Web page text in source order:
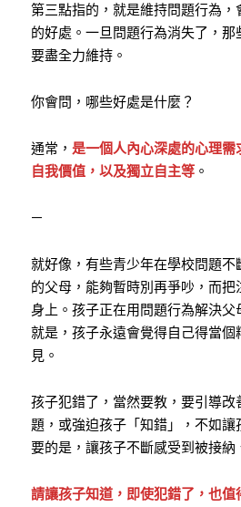
第三點指的，就是維持問題行為
的好處。一旦問題行為消失了，
要盡全力維持。
你會問，哪些好處是什麼？
通常， 是一個人內心深處的心理需
自我價值，以及獨立自主等 。
—
就好像，有些青少年在學校問題
的父母，能夠暫時別再爭吵，而
身上。孩子正在用問題行為解決
就是，孩子永遠會覺得自己得當
見。
孩子犯錯了，當然要教，要引導改
題，或強迫孩子「知錯」，不如
要的是，讓孩子不斷感受到被接納
請讓孩子知道，即使犯錯了，也值